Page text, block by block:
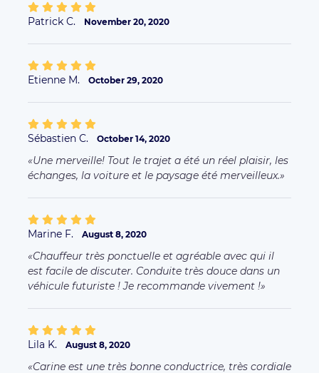
Patrick C. November 20, 2020
Etienne M. October 29, 2020
Sébastien C. October 14, 2020
Une merveille! Tout le trajet a été un réel plaisir, les
échanges, la voiture et le paysage été merveilleux.
Marine F. August 8, 2020
Chauffeur très ponctuelle et agréable avec qui il
est facile de discuter. Conduite très douce dans un
véhicule futuriste ! Je recommande vivement !
Lila K. August 8, 2020
Carine est une très bonne conductrice, très cordiale